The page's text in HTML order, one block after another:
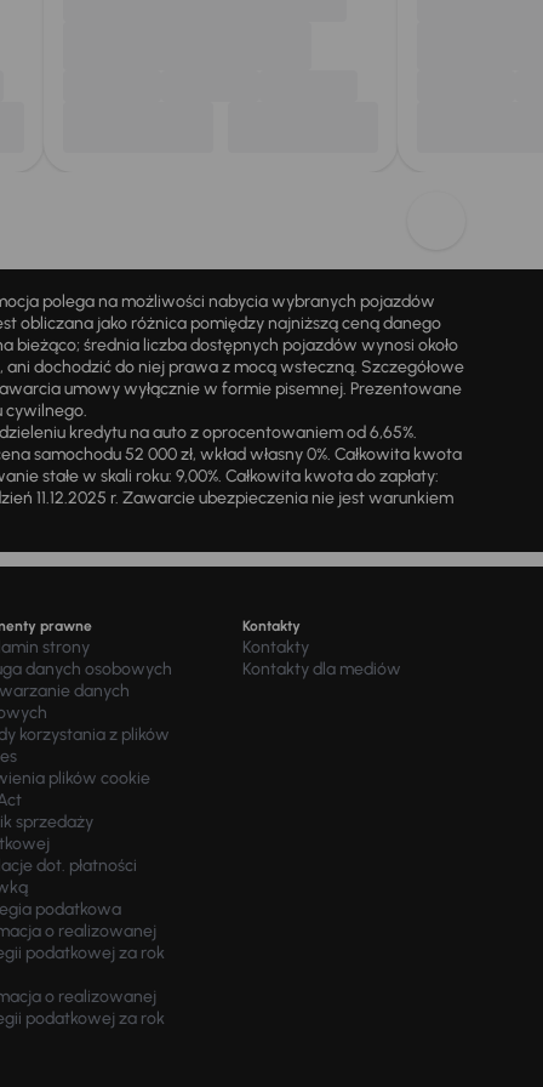
polega na możliwości nabycia wybranych pojazdów
obliczana jako różnica pomiędzy najniższą ceną danego
bieżąco; średnia liczba dostępnych pojazdów wynosi około
dochodzić do niej prawa z mocą wsteczną. Szczegółowe
umowy wyłącznie w formie pisemnej. Prezentowane
cywilnego.
kredytu na auto z oprocentowaniem od 6,65%.
samochodu 52 000 zł, wkład własny 0%. Całkowita kwota
stałe w skali roku: 9,00%. Całkowita kwota do zapłaty:
11.12.2025 r. Zawarcie ubezpieczenia nie jest warunkiem
prawne
strony
danych osobowych
danych
korzystania z plików
plików cookie
sprzedaży
dot. płatności
podatkowa
o realizowanej
podatkowej za rok
o realizowanej
podatkowej za rok
Kontakty
Kontakty
Kontakty dla mediów